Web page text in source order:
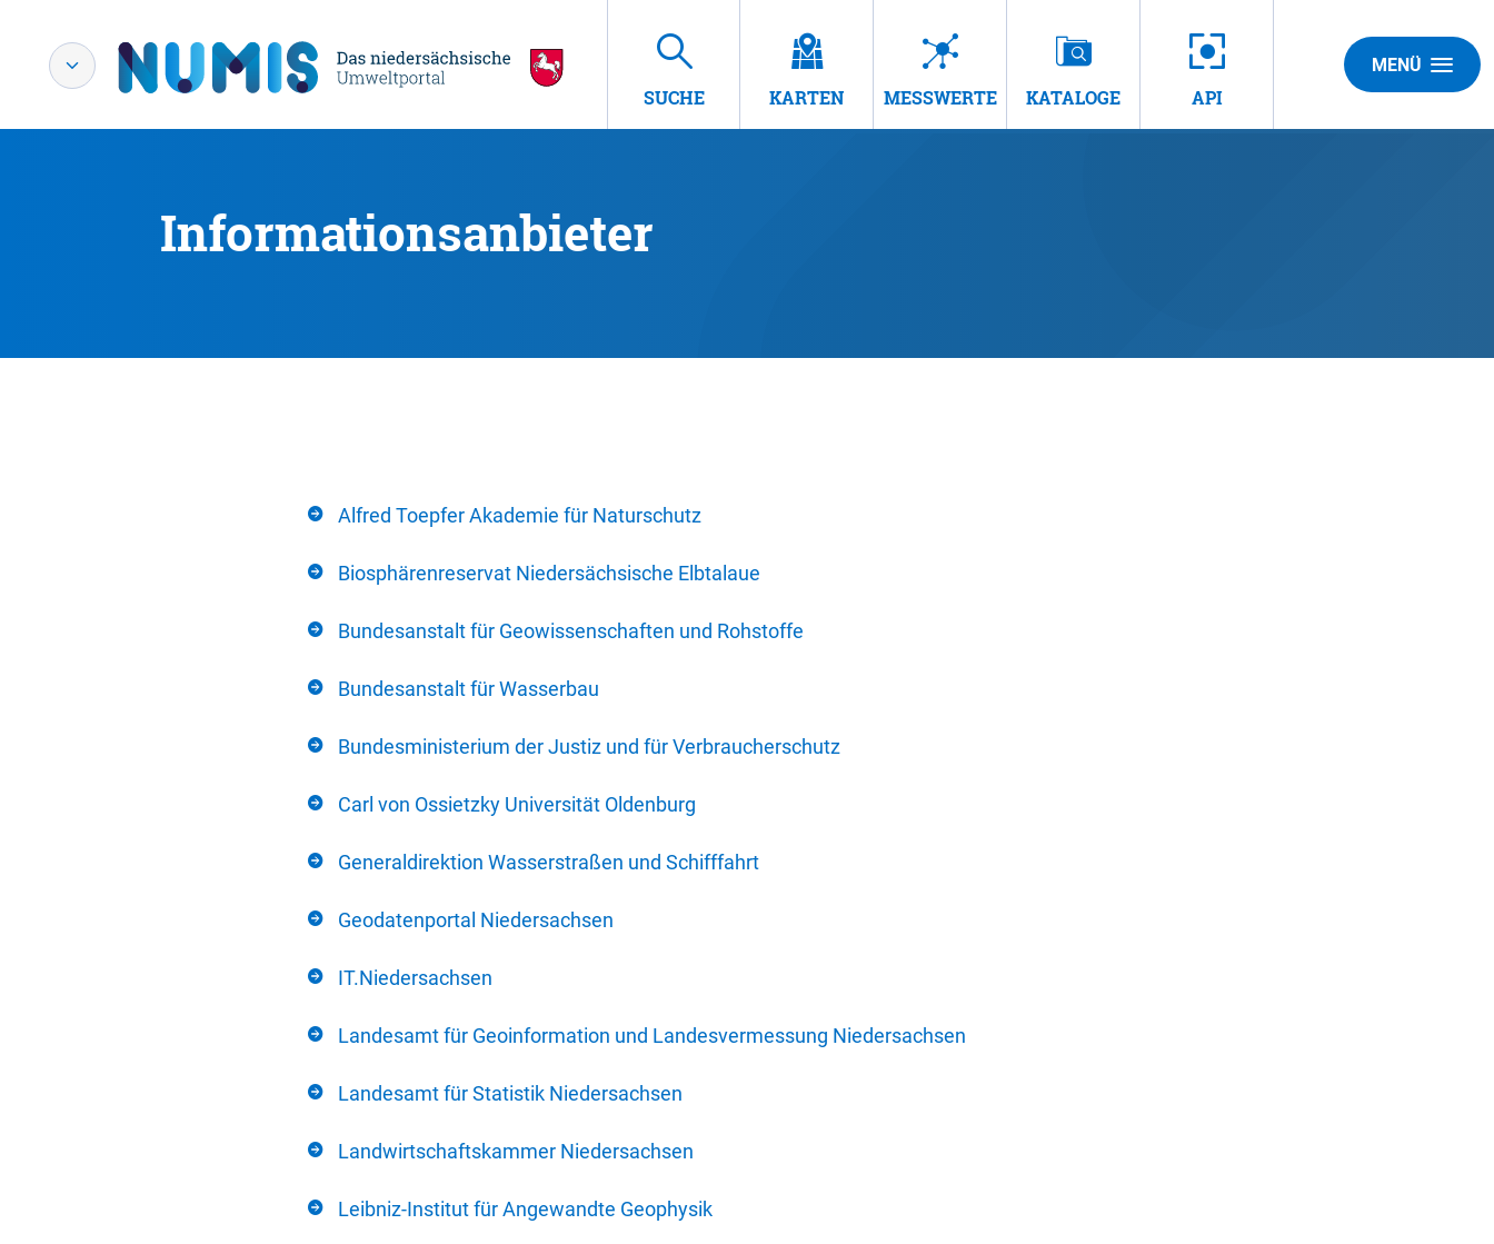
SUCHE KARTEN MESSWERTE KATALOGE API
MENÜ
Informationsanbieter
Alfred Toepfer Akademie für Naturschutz
Biosphärenreservat Niedersächsische Elbtalaue
Bundesanstalt für Geowissenschaften und Rohstoffe
Bundesanstalt für Wasserbau
Bundesministerium der Justiz und für Verbraucherschutz
Carl von Ossietzky Universität Oldenburg
Generaldirektion Wasserstraßen und Schifffahrt
Geodatenportal Niedersachsen
IT.Niedersachsen
Landesamt für Geoinformation und Landesvermessung Niedersachsen
Landesamt für Statistik Niedersachsen
Landwirtschaftskammer Niedersachsen
Leibniz-Institut für Angewandte Geophysik